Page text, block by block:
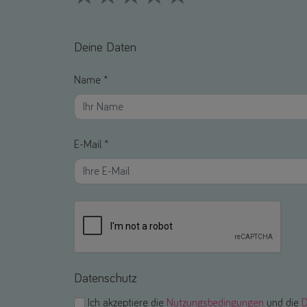
Deine Daten
Name *
E-Mail *
Datenschutz
Ich akzeptiere die Nutzungsbedingungen und die